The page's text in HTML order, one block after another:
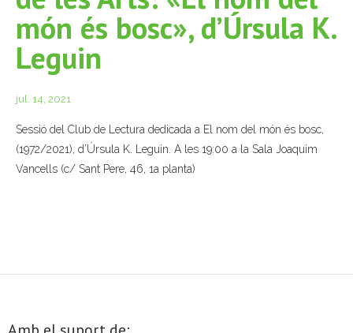
Grup Fotogràfic
Cine-Club
Jazz Terrassa
món és bosc», d’Úrsula K.
Leguin
jul. 14, 2021
Sessió del Club de Lectura dedicada a El nom del món és bosc,
(1972/2021), d’Úrsula K. Leguin. A les 19:00 a la Sala Joaquim
Vancells (c/ Sant Pere, 46, 1a planta)